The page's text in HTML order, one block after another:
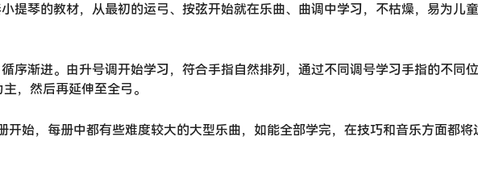
提琴的教材，从最初的运弓、按弦开始就在乐曲、曲调中学习，不枯燥，易为儿
序渐进。由升号调开始学习，符合手指自然排列，通过不同调号学习手指的不同位
，然后再延伸至全弓。
开始，每册中都有些难度较大的大型乐曲，如能全部学完，在技巧和音乐方面都将